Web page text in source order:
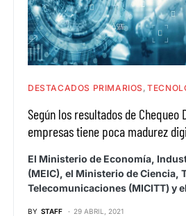
DESTACADOS PRIMARIOS
Según los resultados de
empresas tiene poca madurez
El Ministerio de Economía,
(MEIC), el Ministerio de Ciencia,
Telecomunicaciones (MICITT) y
BY STAFF 29 ABRIL, 2021